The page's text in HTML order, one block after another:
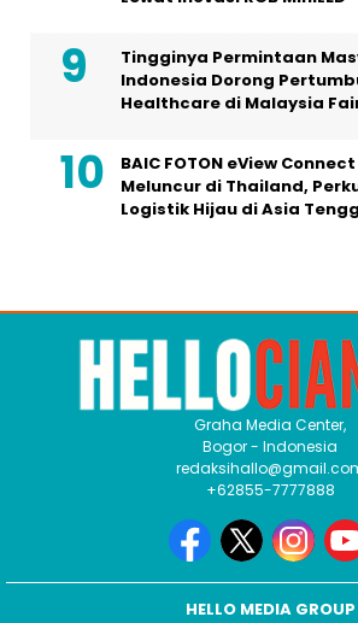
Tingginya Permintaan
Indonesia Dorong
Healthcare di Malaysia
BAIC FOTON eView
Meluncur di Thailand,
Logistik Hijau di Asia
Graha Media Center,
Bogor - Indonesia
+62855-7777888
HELLO MEDIA GROUP